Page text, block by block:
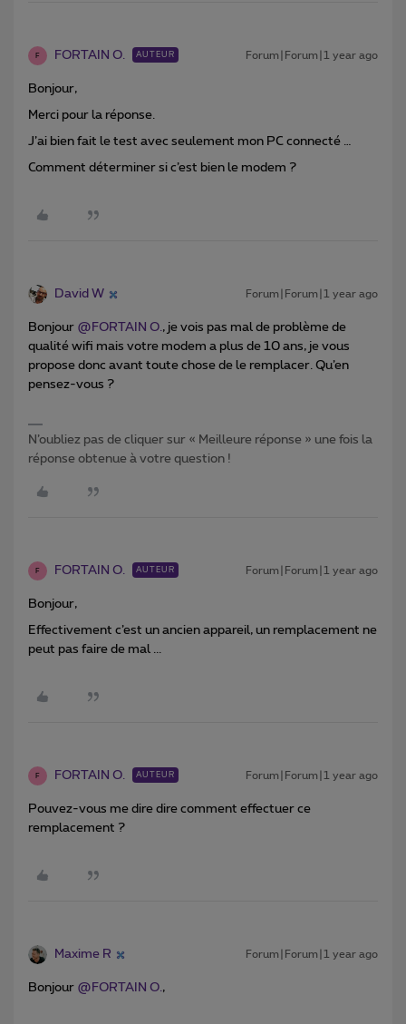
F FORTAIN O. AUTEUR Forum|Forum|1 year ago
Bonjour,
Merci pour la réponse.
J’ai bien fait le test avec seulement mon PC connecté …
Comment déterminer si c’est bien le modem ?
David W Forum|Forum|1 year ago
Bonjour ​ @FORTAIN O., je vois pas mal de problème de
qualité wifi mais votre modem a plus de 10 ans, je vous
propose donc avant toute chose de le remplacer. Qu’en
pensez-vous ?
N’oubliez pas de cliquer sur « Meilleure réponse » une fois la
réponse obtenue à votre question !
F FORTAIN O. AUTEUR Forum|Forum|1 year ago
Bonjour,
Effectivement c’est un ancien appareil, un remplacement ne
peut pas faire de mal ...
F FORTAIN O. AUTEUR Forum|Forum|1 year ago
Pouvez-vous me dire dire comment effectuer ce
remplacement ?
Maxime R Forum|Forum|1 year ago
Bonjour ​ @FORTAIN O.,